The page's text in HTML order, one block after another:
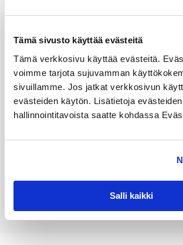
Tämä sivusto käyttää evästeitä
Tämä verkkosivu käyttää evästeitä.
voimme tarjota sujuvamman
sivuillamme. Jos jatkat verkkosivun
evästeiden käytön. Lisätietoja
hallinnointitavoista saatte kohdassa
Salli kaikki
G06, M F86,
sopivuuden
tilausta
(VIN) meille
Alkuperäinen
Varastossa,
toimitusaika 1-